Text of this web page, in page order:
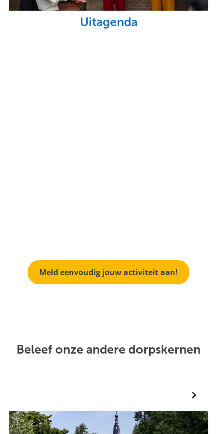
Uitagenda
Meld eenvoudig jouw activiteit aan!
Beleef onze andere dorpskernen
o
x